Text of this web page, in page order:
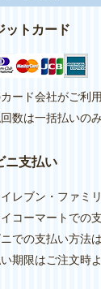
ットカード
カード会社がご利
数は一括払いの
ニ支払い
レブン・ファミ
コーマートでの
での支払い方法
期限はご注文時